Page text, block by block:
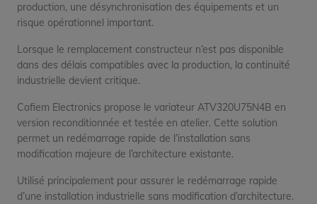
production, une désynchronisation des équipements et un
risque opérationnel important.
Lorsque le remplacement constructeur n’est pas disponible
dans des délais compatibles avec la production, la continuité
industrielle devient critique.
Cofiem Electronics propose le variateur ATV320U75N4B en
version reconditionnée et testée en atelier. Cette solution
permet un redémarrage rapide de l’installation sans
modification majeure de l’architecture existante.
Utilisé principalement pour assurer le redémarrage rapide
d’une installation industrielle sans modification d’architecture.